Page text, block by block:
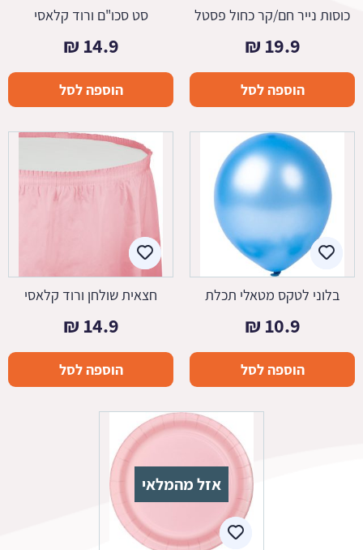
כוסות נייר חם/קר כחול פסטל
19.9
₪
הוספה לסל
סט סכו"ם ורוד קלאסי
14.9
₪
הוספה לסל
בלוני לטקס מטאלי תכלת
10.9
₪
הוספה לסל
חצאית שולחן ורוד קלאסי
14.9
₪
הוספה לסל
אזל מהמלאי